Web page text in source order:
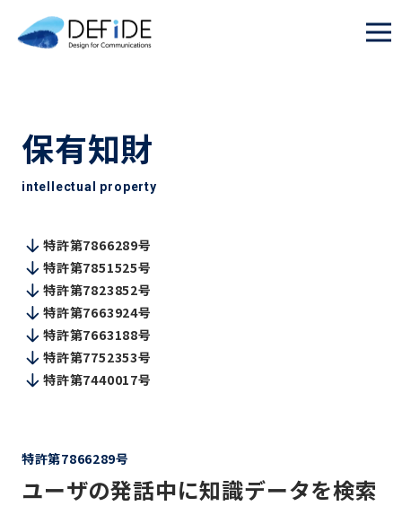
保有知財
intellectual property
特許第7866289号
特許第7851525号
特許第7823852号
特許第7663924号
特許第7663188号
特許第7752353号
特許第7440017号
特許第7866289号
ユーザの発話中に知識データを検索